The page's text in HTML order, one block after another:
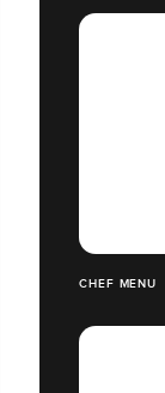
CHEF MENU